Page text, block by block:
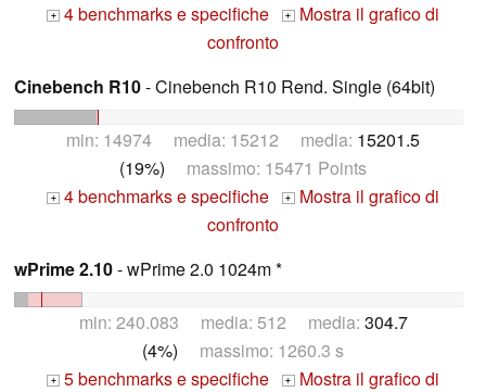
+ 4 benchmarks e specifiche + Mostra il grafico di
confronto
Cinebench R10- Cinebench R10 Rend. Single (64bit)
min: 14974 media: 15212 media: 15201.5
(19%) massimo: 15471 Points
+ 4 benchmarks e specifiche + Mostra il grafico di
confronto
wPrime 2.10- wPrime 2.0 1024m *
min: 240.083 media: 512 media: 304.7
(4%) massimo: 1260.3 s
+ 5 benchmarks e specifiche + Mostra il grafico di